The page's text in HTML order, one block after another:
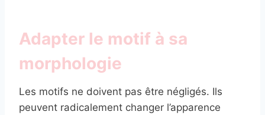
Adapter le motif à sa
morphologie
Les motifs ne doivent pas être négligés. Ils
peuvent radicalement changer l’apparence